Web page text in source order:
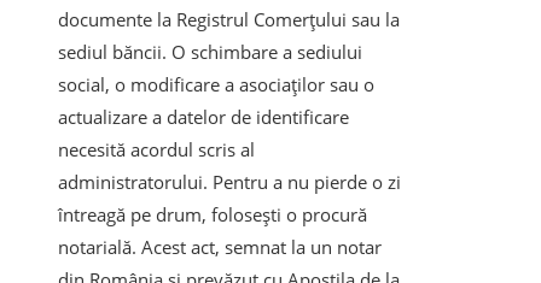
documente la Registrul Comerțului sau la
sediul băncii. O schimbare a sediului
social, o modificare a asociaților sau o
actualizare a datelor de identificare
necesită acordul scris al
administratorului. Pentru a nu pierde o zi
întreagă pe drum, folosești o procură
notarială. Acest act, semnat la un notar